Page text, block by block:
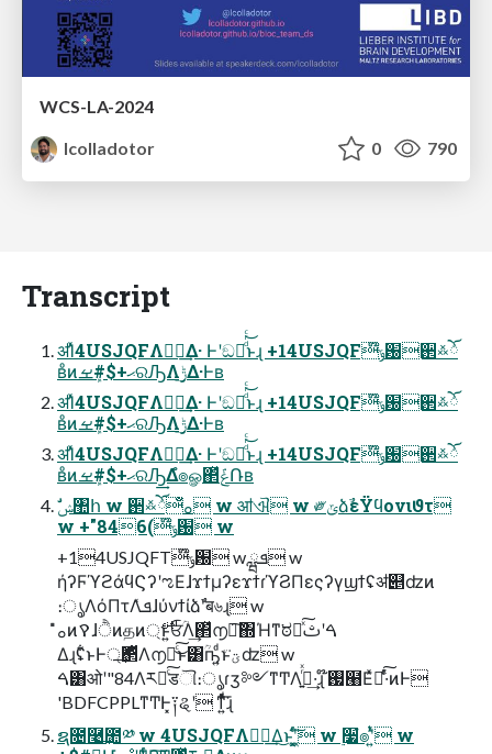
WCS-LA-2024
lcolladotor
0 790
Transcript
ॳΊͯ4USJQFΛಋೖ͢Δ· Ͱʹඞཁͩͬͨ͜ͱɻ +14USJQF໊ݹ԰઒࿏ོٛ
ʙͦͷޙ+$#ܾࡁରԠΛ࣮ݱ͢Δ·Ͱʙ
ॳΊͯ4USJQFΛಋೖ͢Δ· Ͱʹඞཁͩͬͨ͜ͱɻ +14USJQF໊ݹ԰઒࿏ོٛ
ʙͦͷޙ+$#ܾࡁରԠΛ࣮ݱ͢Δ·Ͱʙ
ॳΊͯ4USJQFΛಋೖ͢Δ· Ͱʹඞཁͩͬͨ͜ͱɻ +14USJQF໊ݹ԰઒࿏ོٛ
ʙͦͷޙ+$#ܾࡁରԠ͢Δํ๏ௐ΂ͯݟͨ݁Ռʙ
w +"846(໊ݹ԰ w
+14USJQFT໊ݹ԰ w ܦྺ w
ήʔϜϓϩάϥϚʔʹಌΕɺϫϯμʔεϫϯɾϓϨΠεςʔγϣϯʢॳ୅ʣͷ
։ൃΛόΠτΛܦͯɺύνϯίձࣾʹब৬ɻ w
Δɻʢ͋ͱͰ্࢘͢΂ͯΛ൱ఆͨ͜͠ͱ͸ؒҧ͍ͩͱؾͮ͘ʣ w
ࠓ͸ओʹ"84Λར༻ͨ͠डୗ։ൃɾӡ༻ͳͲΛߦ͍ͬͯ·͢ɻ ໊ࢗ๨Εͯདྷͯ͠·ͬͨͷͰ
'BDFCPPLͳͲͰ͓༑ୡʹ ͳ͍ͬͯͩ͘͞ɻ
ຊ೔࿩͢಺༰ w 4USJQFΛಋೖ͢Δ͜ͱʹ͖͔͚ͨͬ͠ w ࣮૷ํ๏ʹ͍ͭͯ w